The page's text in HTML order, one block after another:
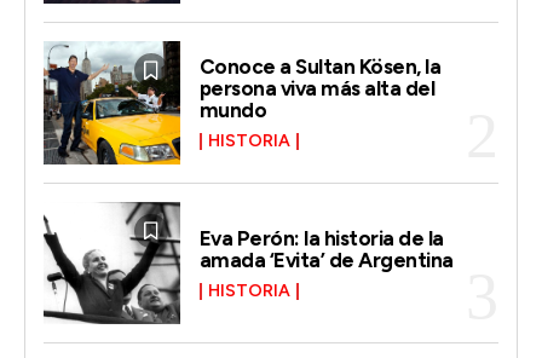
Conoce a Sultan Kösen, la
persona viva más alta del
mundo
HISTORIA
Eva Perón: la historia de la
amada ‘Evita’ de Argentina
HISTORIA